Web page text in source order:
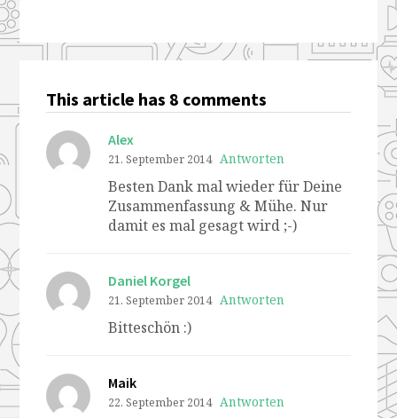
This article has 8 comments
Alex
21. September 2014 Antworten
Besten Dank mal wieder für Deine
Zusammenfassung & Mühe. Nur
damit es mal gesagt wird ;-)
Daniel Korgel
21. September 2014 Antworten
Bitteschön :)
Maik
22. September 2014 Antworten